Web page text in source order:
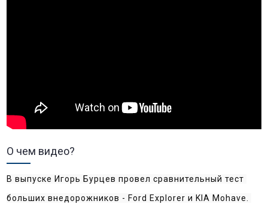
О чем видео?
В выпуске Игорь Бурцев провел сравнительный тест
больших внедорожников - Ford Explorer и KIA Mohave.